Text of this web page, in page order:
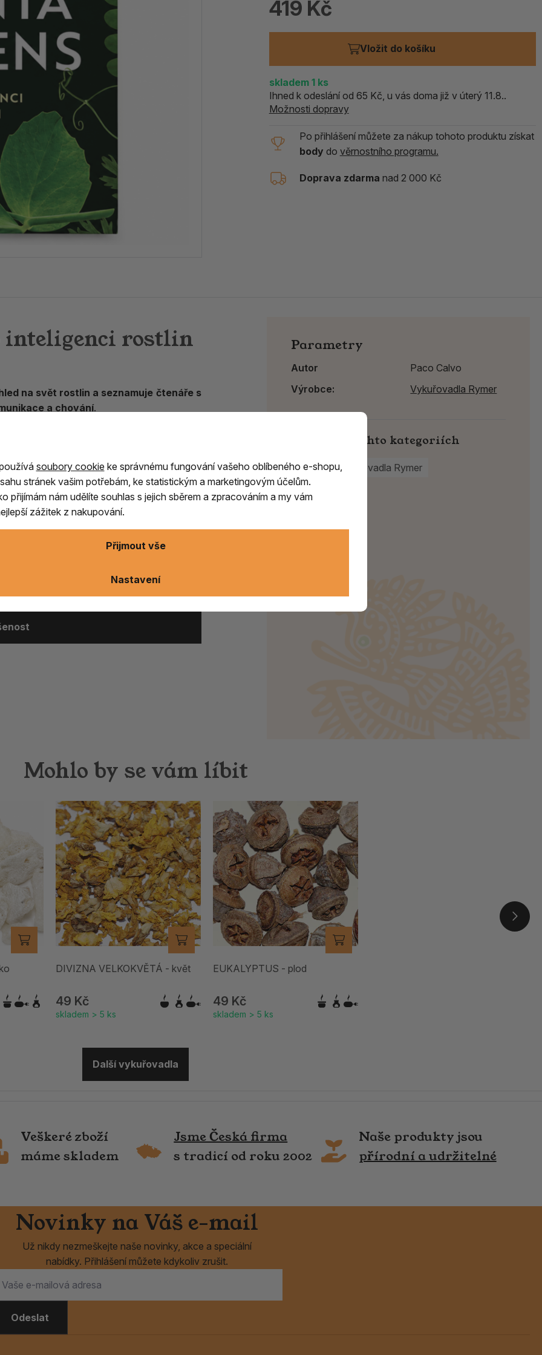
ALOE PRAVÁ (Aloe vera)
419 Kč
Vložit do košíku
skladem1 ks
Ihned k odeslání od 65 Kč, u vás doma již v úterý 11.8..
Možnosti dopravy
Po přihlášení můžete za nákup tohoto produktu získat
body do věrnostního programu.
Doprava zdarma nad 2 000 Kč
inteligenci rostlin
na svět rostlin a seznamuje čtenáře s
a chování.
signalizace a chování
prostředí, učit se, vytvářet si paměť a
i moderní vědua vybízí čtenáře k
strategiemi přežití.
zahradničení, botaniky i čtenářům,
světa.
Parametry
Autor
Paco Calvo
Výrobce:
Vykuřovadla Rymer
Najdete v těchto kategoriích
Knihy Vykuřovadla Rymer
Mohlo by se vám líbit
DIVIZNA VELKOKVĚTÁ - květ
49 Kč
skladem > 5 ks
EUKALYPTUS - plod
49 Kč
skladem > 5 ks
Další vykuřovadla
Veškeré zboží
máme skladem
Jsme Česká firma
s tradicí od roku 2002
Naše produkty jsou
přírodní a udržitelné
Novinky na Váš e-mail
Už nikdy nezmeškejte naše novinky, akce a speciální
nabídky. Přihlášení můžete kdykoliv zrušit.
Odeslat
soubory cookie ke správnému fungování vašeho oblíbeného e-shopu,
stránek vašim potřebám, ke statistickým a marketingovým účelům.
přijímám nám udělíte souhlas s jejich sběrem a zpracováním a my vám
zážitek z nakupování.
Nastavení
Přijmout vše